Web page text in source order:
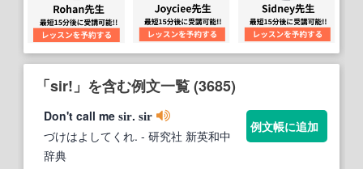
「sir!」を含む例文一覧 (3685)
Don't call me sir. sir
づけはよしてくれ. - 研究社 新英和中
辞典
例文帳に追加